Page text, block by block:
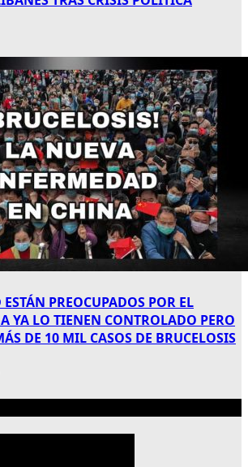
PREOCUPADOS POR EL
YA LO TIENEN CONTROLADO PERO
DE 10 MIL CASOS DE BRUCELOSIS